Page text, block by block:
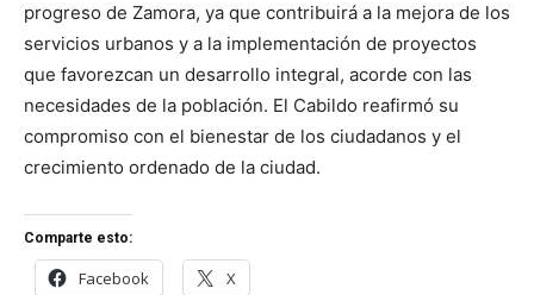
progreso de Zamora, ya que contribuirá a la mejora de los
servicios urbanos y a la implementación de proyectos
que favorezcan un desarrollo integral, acorde con las
necesidades de la población. El Cabildo reafirmó su
compromiso con el bienestar de los ciudadanos y el
crecimiento ordenado de la ciudad.
Comparte esto:
Facebook X